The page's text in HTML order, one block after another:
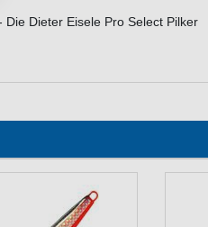
Dieter Eisele Pro Select Pilker